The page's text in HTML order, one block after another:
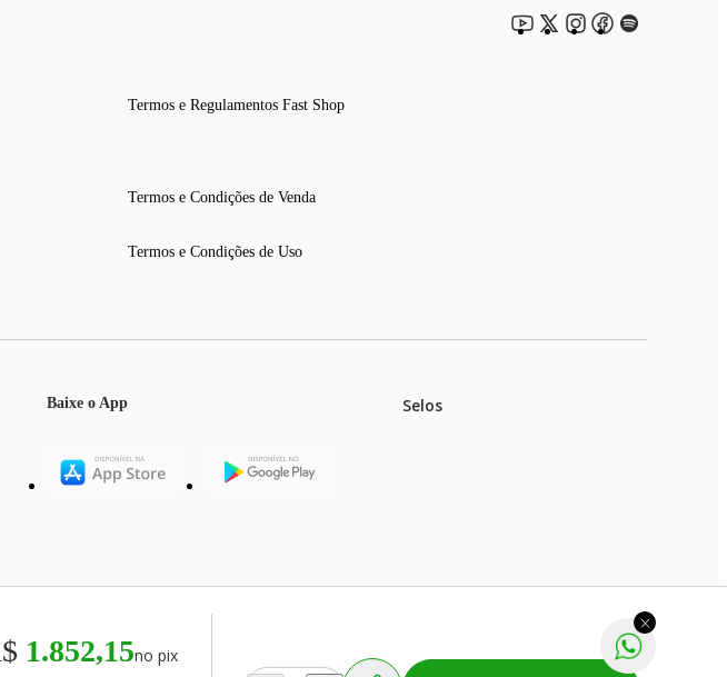
1.852,15no pix
Termos e Regulamentos Fast Shop
Termos e Condições de Venda
Termos e Condições de Uso
Baixe o App Selos
efetuadas no site, podendo diferir na rede de lojas físicas.